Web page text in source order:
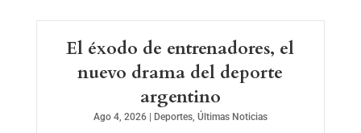
El éxodo de entrenadores, el
nuevo drama del deporte
argentino
Ago 4, 2026| Deportes, Últimas Noticias